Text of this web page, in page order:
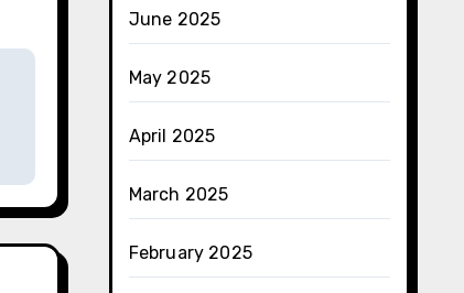
June 2025
May 2025
April 2025
March 2025
February 2025